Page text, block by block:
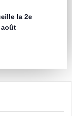
la 2e
août